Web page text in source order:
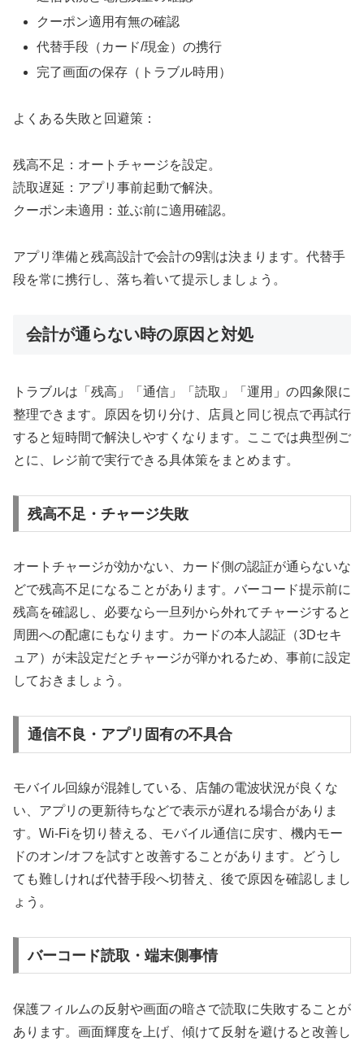
クーポン適用有無の確認
代替手段（カード/現金）の携行
完了画面の保存（トラブル時用）
よくある失敗と回避策：
残高不足：オートチャージを設定。
読取遅延：アプリ事前起動で解決。
クーポン未適用：並ぶ前に適用確認。
アプリ準備と残高設計で会計の9割は決まります。代替手
段を常に携行し、落ち着いて提示しましょう。
会計が通らない時の原因と対処
トラブルは「残高」「通信」「読取」「運用」の四象限に
整理できます。原因を切り分け、店員と同じ視点で再試行
すると短時間で解決しやすくなります。ここでは典型例ご
とに、レジ前で実行できる具体策をまとめます。
残高不足・チャージ失敗
オートチャージが効かない、カード側の認証が通らないな
どで残高不足になることがあります。バーコード提示前に
残高を確認し、必要なら一旦列から外れてチャージすると
周囲への配慮にもなります。カードの本人認証（3Dセキ
ュア）が未設定だとチャージが弾かれるため、事前に設定
しておきましょう。
通信不良・アプリ固有の不具合
モバイル回線が混雑している、店舗の電波状況が良くな
い、アプリの更新待ちなどで表示が遅れる場合がありま
す。Wi-Fiを切り替える、モバイル通信に戻す、機内モー
ドのオン/オフを試すと改善することがあります。どうし
ても難しければ代替手段へ切替え、後で原因を確認しまし
ょう。
バーコード読取・端末側事情
保護フィルムの反射や画面の暗さで読取に失敗することが
あります。画面輝度を上げ、傾けて反射を避けると改善し